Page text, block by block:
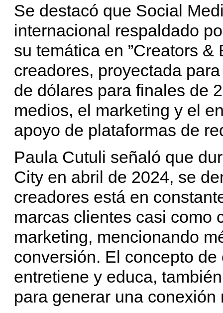
Se destacó que Social
internacional respaldado
su temática en ”Creators
creadores, proyectada
de dólares para finales de
medios, el marketing y el
apoyo de plataformas de
Paula Cutuli señaló que
City en abril de 2024, se
creadores está en
marcas clientes casi como
marketing, mencionando
conversión. El concepto de
entretiene y educa,
para generar una